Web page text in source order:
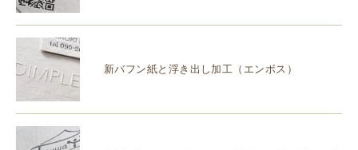
新バフン紙と浮き出し加工（エンボス）